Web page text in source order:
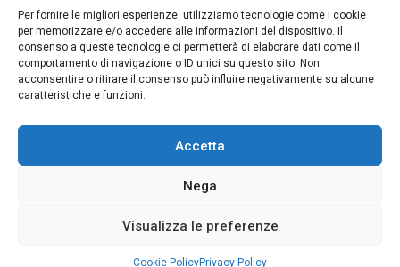
Per fornire le migliori esperienze, utilizziamo tecnologie come i cookie
per memorizzare e/o accedere alle informazioni del dispositivo. Il
consenso a queste tecnologie ci permetterà di elaborare dati come il
comportamento di navigazione o ID unici su questo sito. Non
acconsentire o ritirare il consenso può influire negativamente su alcune
caratteristiche e funzioni.
Accetta
Nega
Visualizza le preferenze
Cookie PolicyPrivacy Policy
Lunedì - Venerdì 08:00 - 12:00 / 13:30 -18:00
Sabato 08:00 - 12:00
CHIUSO IL SABATO
(gennaio, febbraio, agosto, settembre)
Copyright © 2026. Viglezio - Tutti i diritti riservati.
Privacy Policy Termini e Condizioni